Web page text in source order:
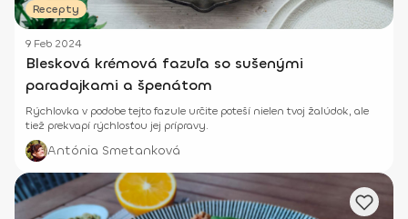
Recepty
9 Feb 2024
Blesková krémová fazuľa so sušenými
paradajkami a špenátom
Rýchlovka v podobe tejto fazule určite poteší nielen tvoj žalúdok, ale
tiež prekvapí rýchlosťou jej prípravy.
Antónia Smetanková